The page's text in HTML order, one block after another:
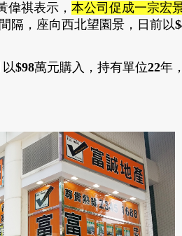
偉祺表示 ， 本公司促成一宗宏
間隔 ， 座向西北望園景 ，日前以$
以$98萬元購入 ， 持有單位22年